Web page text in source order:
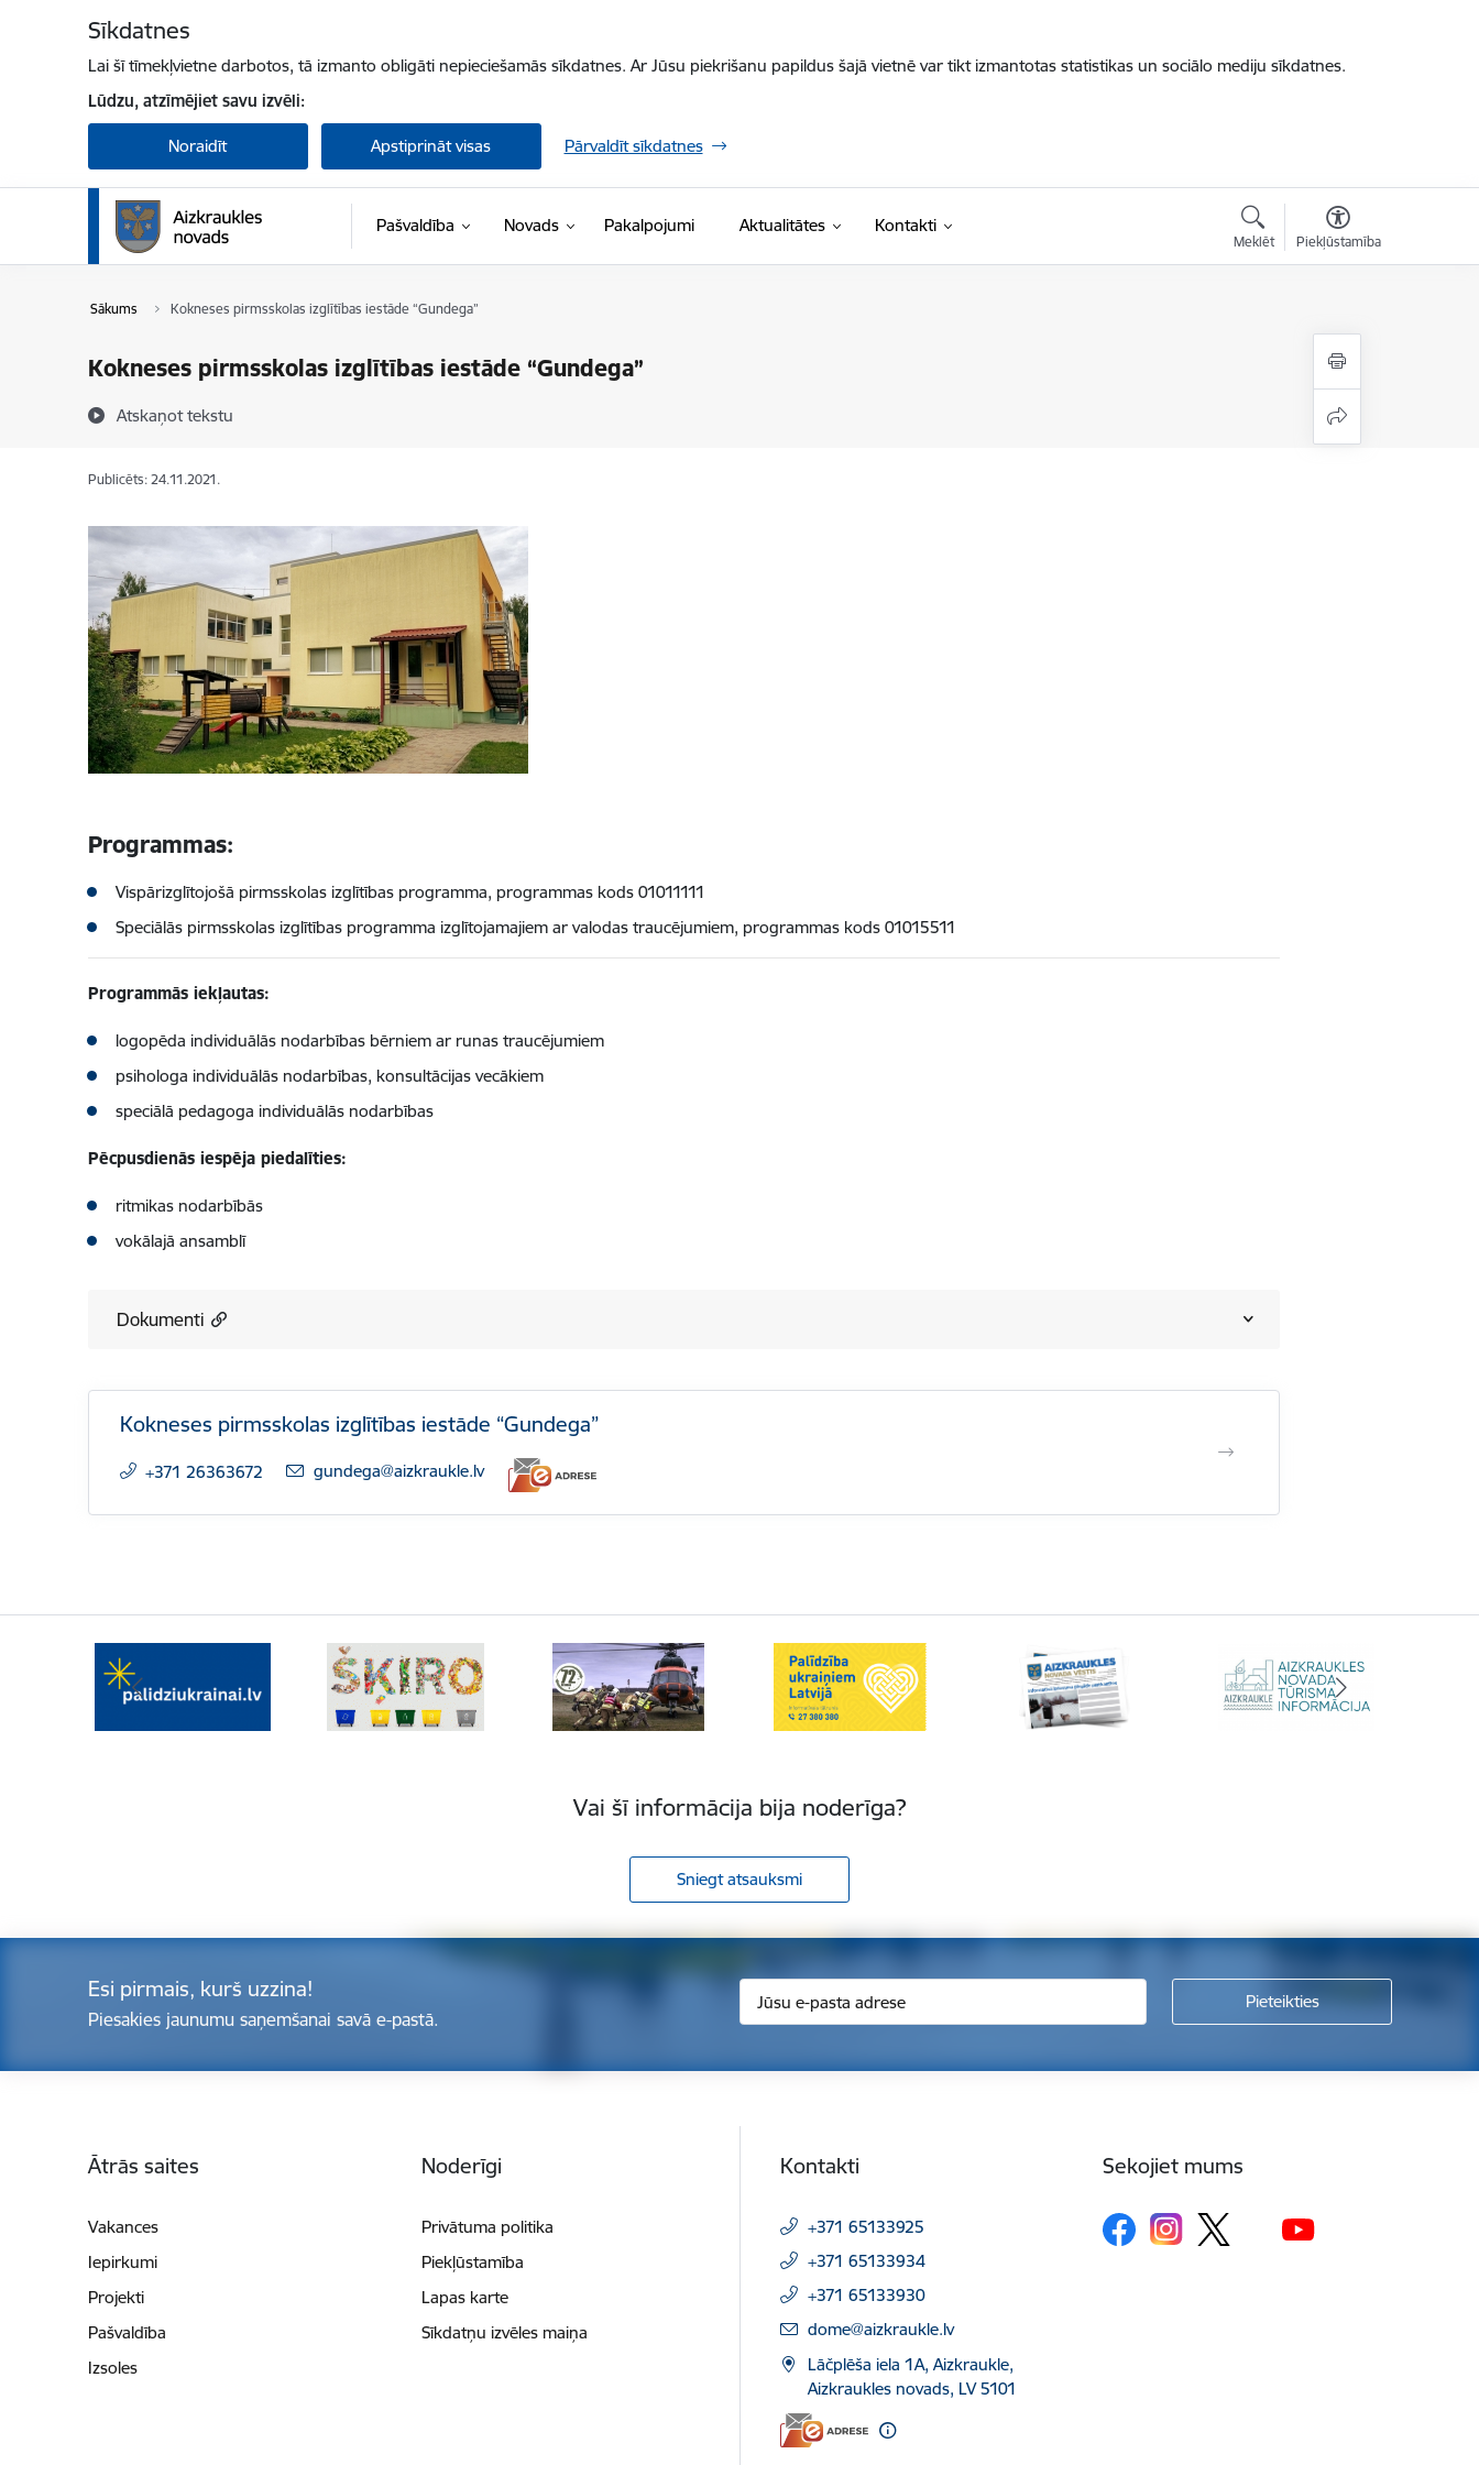
Sīkdatnes
Lai šī tīmekļvietne darbotos, tā izmanto obligāti nepieciešamās sīkdatnes. Ar Jūsu piekrišanu papildus šajā vietnē var tikt izmantotas statistikas un sociālo mediju sīkdatnes.
Lūdzu, atzīmējiet savu izvēli:
Noraidīt Apstiprināt visas Pārvaldīt sīkdatnes
Pašvaldība Novads Pakalpojumi Aktualitātes Kontakti
Meklēt Piekļūstamība
Sākums Kokneses pirmsskolas izglītības iestāde “Gundega”
Kokneses pirmsskolas izglītības iestāde “Gundega”
Atskaņot tekstu
Publicēts: 24.11.2021.
Programmas:
Vispārizglītojošā pirmsskolas izglītības programma, programmas kods 01011111
Speciālās pirmsskolas izglītības programma izglītojamajiem ar valodas traucējumiem, programmas kods 01015511
Programmās iekļautas:
logopēda individuālās nodarbības bērniem ar runas traucējumiem
psihologa individuālās nodarbības, konsultācijas vecākiem
speciālā pedagoga individuālās nodarbības
Pēcpusdienās iespēja piedalīties:
ritmikas nodarbībās
vokālajā ansamblī
Dokumenti
Kokneses pirmsskolas izglītības iestāde “Gundega”
+371 26363672 E-pasts:
gundega@aizkraukle.lv
Vai šī informācija bija noderīga?
Sniegt atsauksmi
Esi pirmais, kurš uzzina!
Piesakies jaunumu saņemšanai savā e-pastā.
Ātrās saites
Vakances
Iepirkumi
Projekti
Pašvaldība
Izsoles
Noderīgi
Privātuma politika
Piekļūstamība
Lapas karte
Sīkdatņu izvēles maiņa
Kontakti
+371 65133925
+371 65133934
+371 65133930
E-pasts:
dome@aizkraukle.lv
Lāčplēša iela 1A, Aizkraukle,
Aizkraukles novads, LV 5101
Sekojiet mums